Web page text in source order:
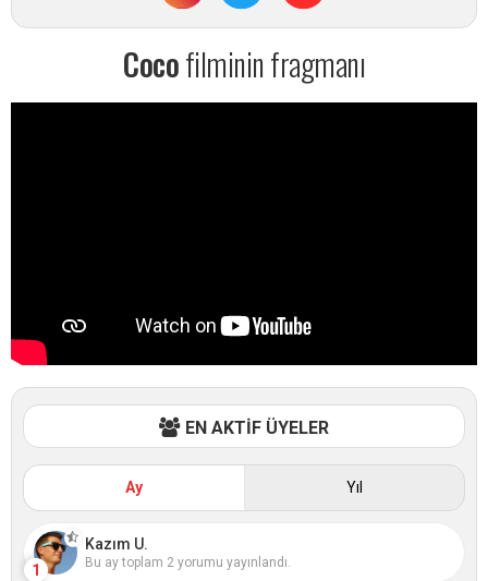
Cocofilminin fragmanı
EN AKTİF ÜYELER
Ay Yıl
1
Kazım U.
Bu ay toplam 2 yorumu yayınlandı.